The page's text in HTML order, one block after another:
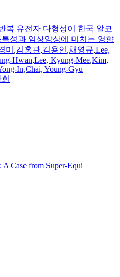
복 유전자 다형성이 한국 알코
성과 임상양상에 미치는 영향
미 ,김홍관,김용인,채영규,Lee,
Hwan,Lee, Kyung-Mee,Kim,
In,Chai, Young-Gyu
Case from Super-Equi